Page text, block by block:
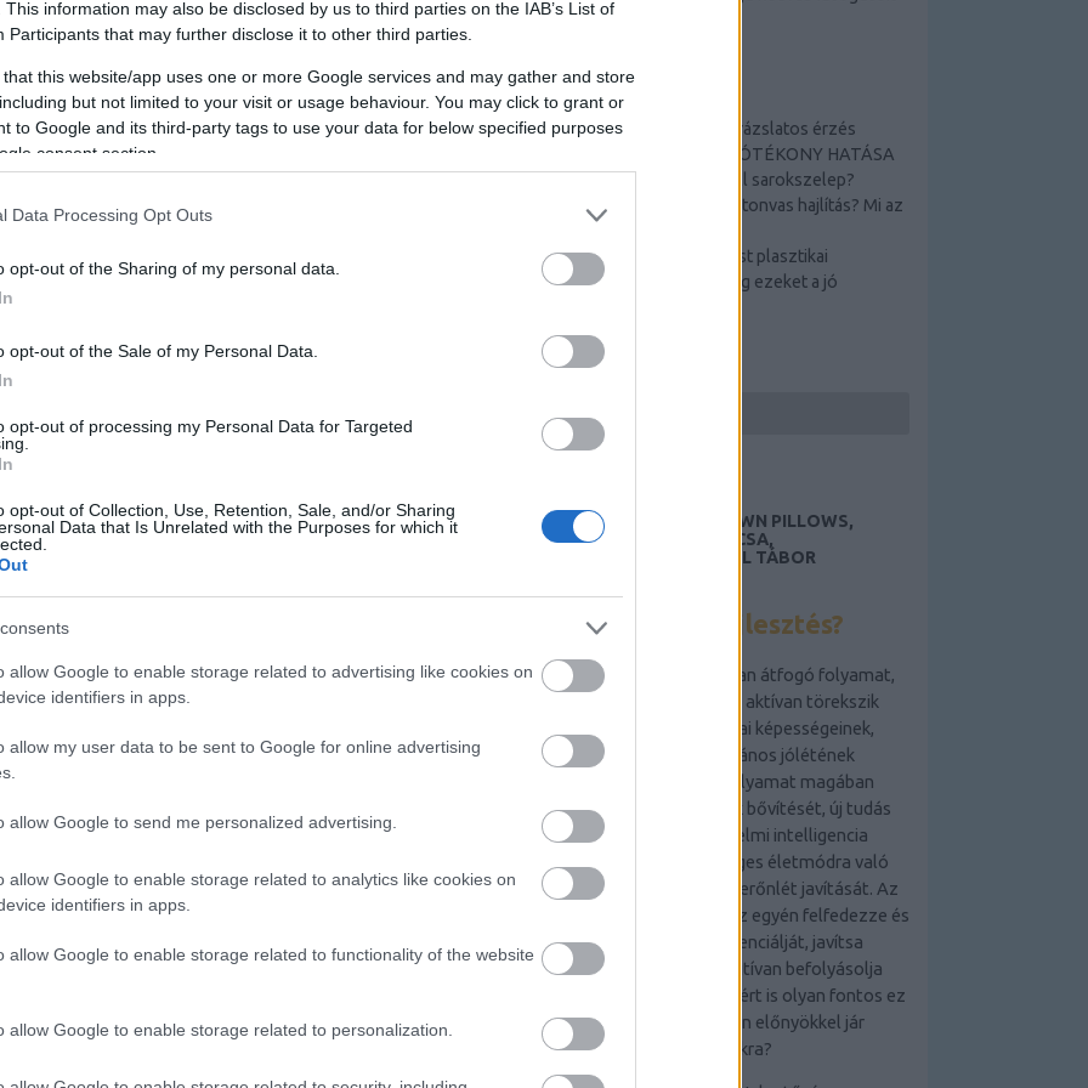
This information may also be disclosed by us to third parties on the IAB’s List of
Participants that may further disclose it to other third parties.
that this website/app uses one or more Google services and may gather and store
but not limited to your visit or usage behaviour. You may click to grant or
to Google and its third-party tags to use your data for below specified purposes
consent section.
Data Processing Opt Outs
opt-out of the Sharing of my personal data.
opt-out of the Sale of my Personal Data.
opt-out of processing my Personal Data for Targeted
opt-out of Collection, Use, Retention, Sale, and/or Sharing
Data that Is Unrelated with the Purposes for which it
allow Google to enable storage related to advertising like cookies on
identifiers in apps.
allow my user data to be sent to Google for online advertising
allow Google to send me personalized advertising.
allow Google to enable storage related to analytics like cookies on
identifiers in apps.
allow Google to enable storage related to functionality of the website
allow Google to enable storage related to personalization.
segítenek abban, hogy ki tudjon szabadulni
dolgozhasson.
mesterségesen édesített termékeket. Az
felelős a szerotonin képződés gátlásáért,
okoz azoknál az embereknél, akiknek már van
édesítőszert szeretne, amely nem
próbálja ki a steviát.
és szeretnéd
kapsz. A legtöbb fehérjét tartalmazó étel
Próbálj ki olyan ételeket, mint a lazac, a
számítanak.
csökkentésével megelőzheted a
számos diétás termékben, például üdítőben,
csökkentheted a depressziós érzések,
a depresszión, egy nagyszerű tipp, hogy
való kapcsolatát. Gyakran előfordul, hogy az
kapcsolataid vannak, és
Ez nem azért van, hogy jobban érezd magad
az edzőterembe járás vagy a futás, sok
ami egyébként felgyülemlik, és nagyon
kicsit. A fizikai aktivitás bizonyítottan javítja a
egészség javítása általában véve fontos a
a test kezd jobban érezni
ahelyett, hogy egy konfliktusban azonnal a másik
hogy saját magad tedd felelőssé a reakcióiért
"Annyira felbosszantasz, amikor ezt csinálod!",
télen és nyáron egyaránt.
TOP 5
Tamási termálfürdő _ varázslatos érzés
A TAMÁSI GYÓGYVÍZ JÓTÉKONY HATÁSA
Hogyan működik a Schell sarokszelep?
Hogyan lehetséges a betonvas hajlítás? Mi az
Nehéz döntés a Szeptest plasztikai
sebészetről? Nézze meg ezeket a jó
KERESÉS
HUNGARIAN GOOSE DOWN PILLOWS,
AUTÓEMELŐ, DÍSZTÁRCSA,
LAKÁSFOTÓZÁS, ANGOL TÁBOR
Mi az önfejlesztés?
Az önfejlesztés egy olyan átfogó folyamat,
amely során az egyén aktívan törekszik
személyes és szakmai képességeinek,
tudásának és általános jólétének
fejlesztésére. Ez a folyamat magában
foglalhatja a készségek bővítését, új tudás
elsajátítását, az érzelmi intelligencia
növelését, az egészséges életmódra való
törekvést és a mentális erőnlét javítását. Az
hogy az egyén felfedezze és
kiaknázza saját potenciálját, javítsa
életminőségét és pozitívan befolyásolja
környezetét. De vajon miért is olyan fontos ez
a folyamat, és milyen előnyökkel jár
számunkra?